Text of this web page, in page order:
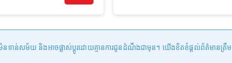
ទាន់សម័យ និងអាចផ្លាស់ប្តូរដោយគ្មានការជូនដំណឹងជាមុន។ យើងខិតខំផ្តល់ព័ត៌មានត្រឹមត្